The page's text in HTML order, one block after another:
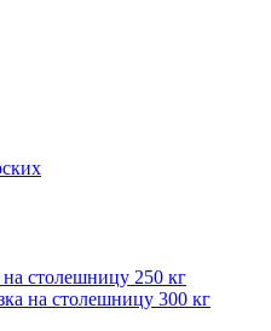
столешницу 250 кг
на столешницу 300 кг